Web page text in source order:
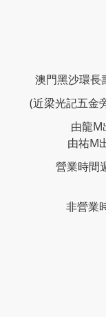
澳門黑沙環長
(近梁光記五金
由龍
由祐M
營業時間
非營業